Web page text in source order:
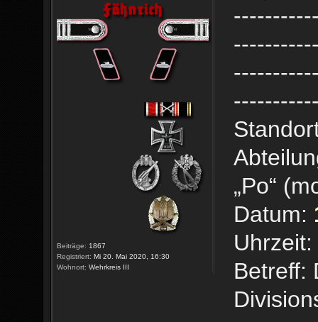
Beiträge: 1867
Registriert: Mi 20. Mai 2020, 16:30
Wohnort: Wehrkreis III
„Po“
Datum:
Betreff: